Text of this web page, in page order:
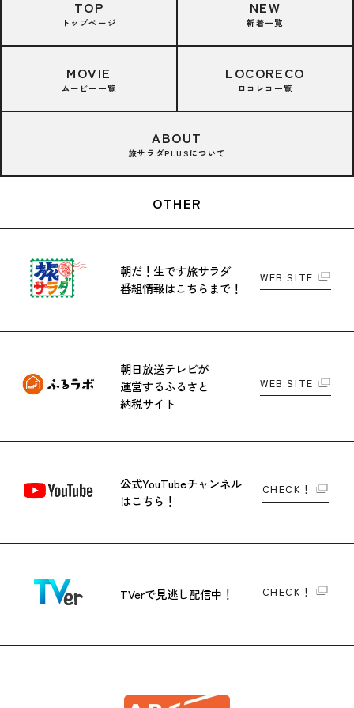
TOP
トップページ
NEW
新着一覧
MOVIE
ムービー一覧
LOCORECO
ロコレコ一覧
ABOUT
旅サラダPLUSについて
OTHER
朝だ！生です旅サラダ
番組情報はこちらまで！
WEB SITE
朝日放送テレビが
運営するふるさと
納税サイト
WEB SITE
公式YouTubeチャンネル
はこちら！
CHECK！
TVerで見逃し配信中！ CHECK！